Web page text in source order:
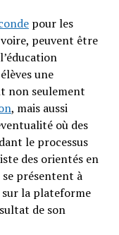
pour les
peuvent être
une
non seulement
, mais aussi
où des
le processus
des orientés en
se présentent à
sur la plateforme
de son